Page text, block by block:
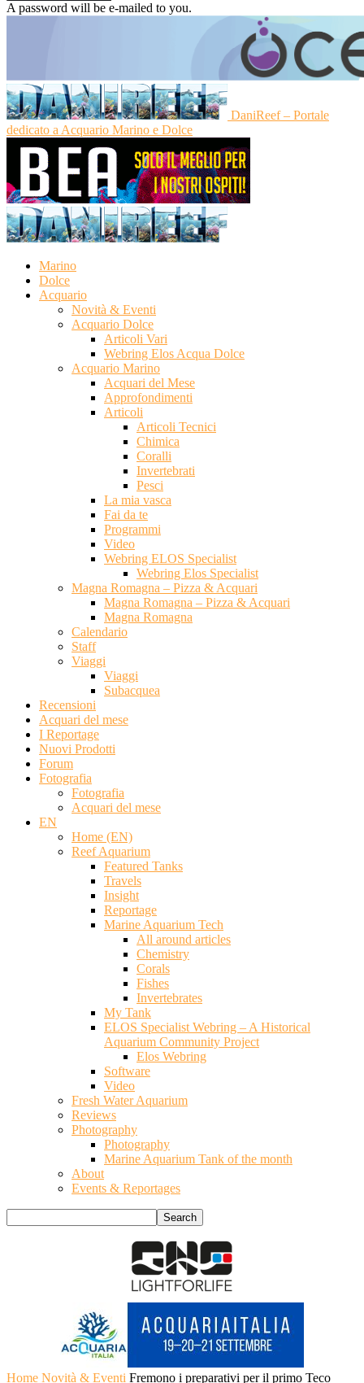
A password will be e-mailed to you.
DaniReef – Portale
dedicato a Acquario Marino e Dolce
Marino
Dolce
Acquario
Novità & Eventi
Acquario Dolce
Articoli Vari
Webring Elos Acqua Dolce
Acquario Marino
Acquari del Mese
Approfondimenti
Articoli
Articoli Tecnici
Chimica
Coralli
Invertebrati
Pesci
La mia vasca
Fai da te
Programmi
Video
Webring ELOS Specialist
Webring Elos Specialist
Magna Romagna – Pizza & Acquari
Magna Romagna – Pizza & Acquari
Magna Romagna
Calendario
Staff
Viaggi
Viaggi
Subacquea
Recensioni
Acquari del mese
I Reportage
Nuovi Prodotti
Forum
Fotografia
Fotografia
Acquari del mese
EN
Home (EN)
Reef Aquarium
Featured Tanks
Travels
Insight
Reportage
Marine Aquarium Tech
All around articles
Chemistry
Corals
Fishes
Invertebrates
My Tank
ELOS Specialist Webring – A Historical
Aquarium Community Project
Elos Webring
Software
Video
Fresh Water Aquarium
Reviews
Photography
Photography
Marine Aquarium Tank of the month
About
Events & Reportages
Home Novità & Eventi Fremono i preparativi per il primo Teco